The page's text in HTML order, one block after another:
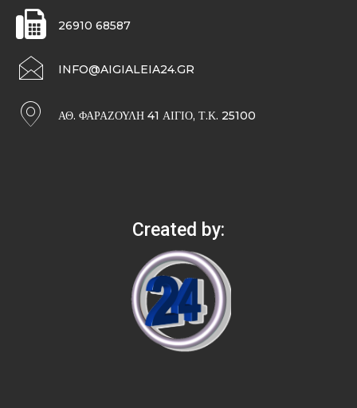
26910 68587
INFO@AIGIALEIA24.GR
ΑΘ. ΦΑΡΑΖΟΥΛΉ 41 ΑΊΓΙΟ, Τ.Κ. 25100
Created by: